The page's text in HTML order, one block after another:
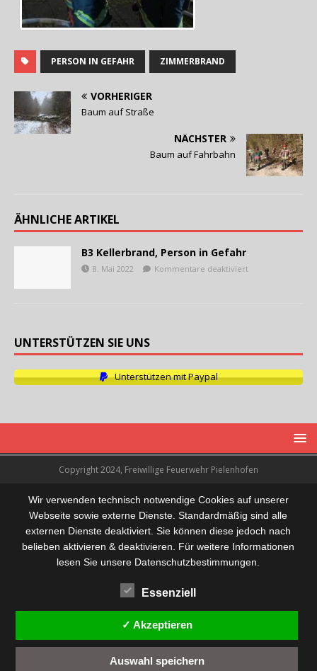
PERSON IN GEFAHR ZIMMERBRAND
VORHERIGER
Baum auf Straße
NÄCHSTER
Baum auf Fahrbahn
ÄHNLICHE ARTIKEL
B3 Kellerbrand, Person in Gefahr
8. Mai 2022 Kommentare deaktiviert
UNTERSTÜTZEN SIE UNS
Unterstützen mit Paypal
Copyright 2024, Freiwillige Feuerwehr Pielenhofen
Wir verwenden technisch notwendige Cookies auf unserer
Webseite sowie externe Dienste. Standardmäßig sind alle
externen Dienste deaktiviert. Sie können diese jedoch nach
belieben aktivieren & deaktivieren. Für weitere Informationen
lesen Sie unsere Datenschutzbestimmungen.
Essenziell
✓ Akzeptieren
Auswahl speichern